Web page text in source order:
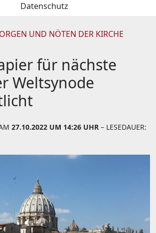
Datenschutz
UND NÖTEN DER KIRCHE
für nächste
Weltsynode
27.10.2022 UM 14:26 UHR – LESEDAUER: